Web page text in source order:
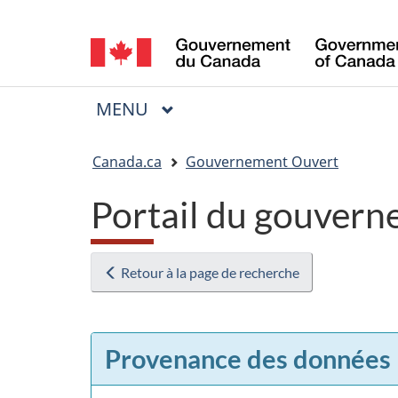
de
la
langue
Menu
MENU PRINCIPAL
Canada.ca Gouvernement Ouvert
Portail du
Retour à la page de recherche
Provenance des données